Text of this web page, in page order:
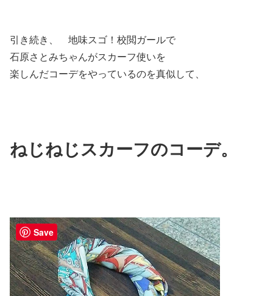
引き続き、 地味スゴ！校閲ガールで
石原さとみちゃんがスカーフ使いを
楽しんだコーデをやっているのを真似して、
ねじねじスカーフのコーデ。
Save